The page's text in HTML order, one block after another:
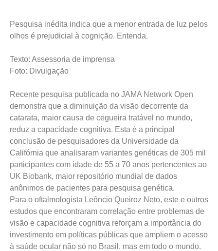
Pesquisa inédita indica que a menor entrada de luz pelos
olhos é prejudicial à cognição. Entenda.
Texto: Assessoria de imprensa
Foto: Divulgação
Recente pesquisa publicada no JAMA Network Open
demonstra que a diminuição da visão decorrente da
catarata, maior causa de cegueira tratável no mundo,
reduz a capacidade cognitiva. Esta é a principal
conclusão de pesquisadores da Universidade da
Califórnia que analisaram variantes genéticas de 305 mil
participantes com idade de 55 a 70 anos pertencentes ao
UK Biobank, maior repositório mundial de dados
anônimos de pacientes para pesquisa genética.
Para o oftalmologista Leôncio Queiroz Neto, este e outros
estudos que encontraram correlação entre problemas de
visão e capacidade cognitiva reforçam a importância do
investimento em políticas públicas que ampliem o acesso
à saúde ocular não só no Brasil, mas em todo o mundo.